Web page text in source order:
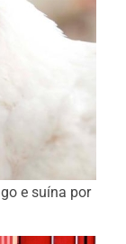
e suína por